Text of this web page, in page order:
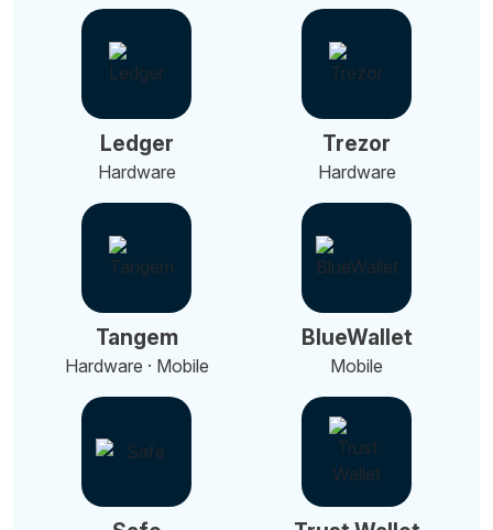
Ledger
Hardware
Trezor
Hardware
Tangem
Hardware · Mobile
BlueWallet
Mobile